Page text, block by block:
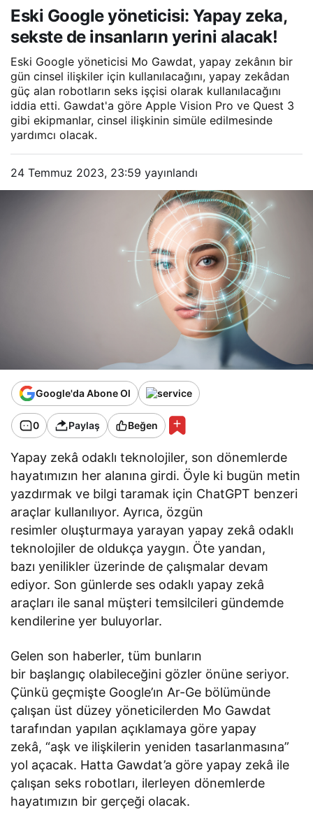
insanların yerini alacak!
Eski Google yöneticisi: Yapay zeka,
sekste de insanların yerini alacak!
Eski Google yöneticisi Mo Gawdat, yapay zekânın bir
gün cinsel ilişkiler için kullanılacağını, yapay zekâdan
güç alan robotların seks işçisi olarak kullanılacağını
iddia etti. Gawdat'a göre Apple Vision Pro ve Quest 3
gibi ekipmanlar, cinsel ilişkinin simüle edilmesinde
yardımcı olacak.
24 Temmuz 2023, 23:59 yayınlandı
Google'da Abone Ol
0 Paylaş Beğen
Yapay zekâ odaklı teknolojiler, son dönemlerde
hayatımızın her alanına girdi. Öyle ki bugün metin
yazdırmak ve bilgi taramak için ChatGPT benzeri
araçlar kullanılıyor. Ayrıca, özgün
resimler oluşturmaya yarayan yapay zekâ odaklı
teknolojiler de oldukça yaygın. Öte yandan,
bazı yenilikler üzerinde de çalışmalar devam
ediyor. Son günlerde ses odaklı yapay zekâ
araçları ile sanal müşteri temsilcileri gündemde
kendilerine yer buluyorlar.
Gelen son haberler, tüm bunların
bir başlangıç olabileceğini gözler önüne seriyor.
Çünkü geçmişte Google’ın Ar-Ge bölümünde
çalışan üst düzey yöneticilerden Mo Gawdat
tarafından yapılan açıklamaya göre yapay
zekâ, “aşk ve ilişkilerin yeniden tasarlanmasına”
yol açacak. Hatta Gawdat’a göre yapay zekâ ile
çalışan seks robotları, ilerleyen dönemlerde
hayatımızın bir gerçeği olacak.